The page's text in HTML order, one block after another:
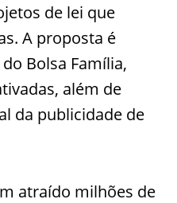
de lei que
A proposta é
Bolsa Família,
além de
da publicidade de
atraído milhões de